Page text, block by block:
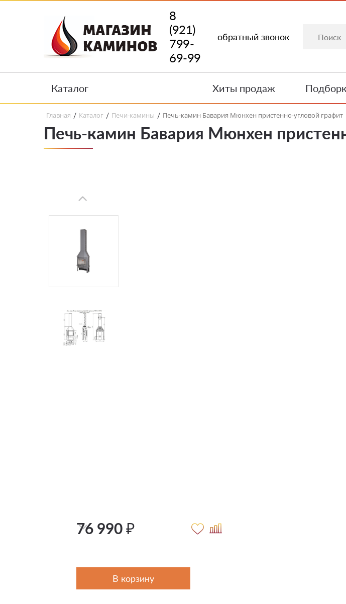
8
(921)
799-
69-99
обратный звонок
Каталог Хиты продаж
Главная / Каталог / Печи-камины / Печь-камин Бавария Мюнхен пристенно-угловой графит
Печь-камин Бавария Мюнхен
76 990 ₽
В корзину